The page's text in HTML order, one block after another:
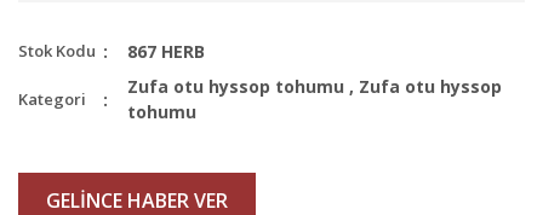
Stok Kodu 867 HERB
Kategori
Zufa otu hyssop tohumu , Zufa otu hyssop
tohumu
GELİNCE HABER VER